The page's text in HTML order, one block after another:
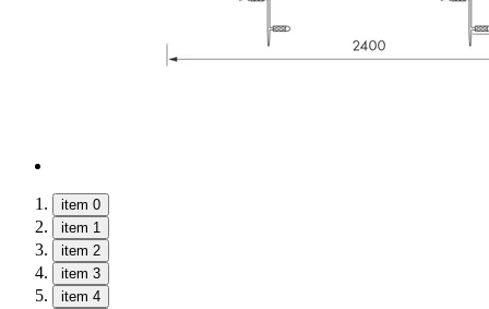
item 0
item 1
item 2
item 3
item 4